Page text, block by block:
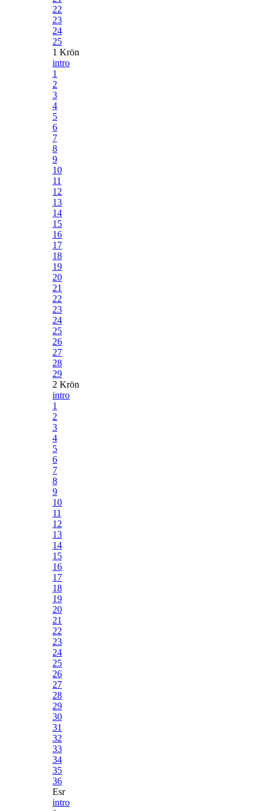
22
23
24
25
1 Krön
intro
1
2
3
4
5
6
7
8
9
10
11
12
13
14
15
16
17
18
19
20
21
22
23
24
25
26
27
28
29
2 Krön
intro
1
2
3
4
5
6
7
8
9
10
11
12
13
14
15
16
17
18
19
20
21
22
23
24
25
26
27
28
29
30
31
32
33
34
35
36
Esr
intro